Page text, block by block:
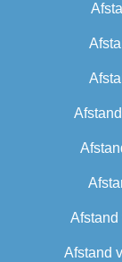
Afstand
Afstand